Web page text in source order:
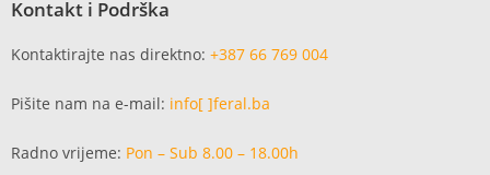
Kontakt i Podrška
Kontaktirajte nas direktno: +387 66 769 004
Pišite nam na e-mail: info[ ]feral.ba
Radno vrijeme: Pon – Sub 8.00 – 18.00h